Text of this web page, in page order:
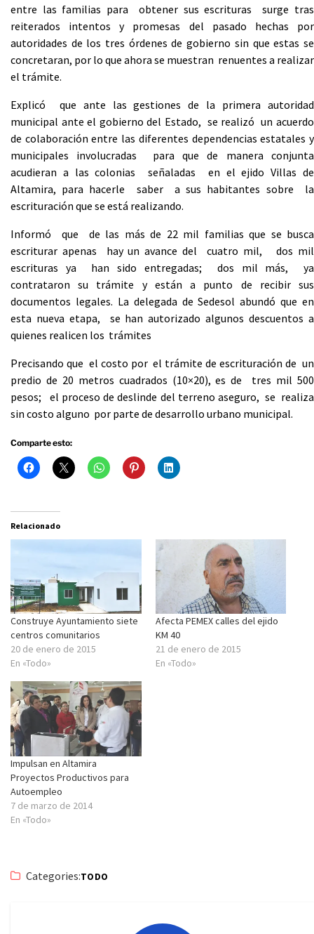
entre las familias para obtener sus escrituras surge tras
reiterados intentos y promesas del pasado hechas por
autoridades de los tres órdenes de gobierno sin que estas se
concretaran, por lo que ahora se muestran renuentes a realizar
el trámite.
Explicó que ante las gestiones de la primera autoridad
municipal ante el gobierno del Estado, se realizó un acuerdo
de colaboración entre las diferentes dependencias estatales y
municipales involucradas para que de manera conjunta
acudieran a las colonias señaladas en el ejido Villas de
Altamira, para hacerle saber a sus habitantes sobre la
escrituración que se está realizando.
Informó que de las más de 22 mil familias que se busca
escriturar apenas hay un avance del cuatro mil, dos mil
escrituras ya han sido entregadas; dos mil más, ya
contrataron su trámite y están a punto de recibir sus
documentos legales. La delegada de Sedesol abundó que en
esta nueva etapa, se han autorizado algunos descuentos a
quienes realicen los trámites
Precisando que el costo por el trámite de escrituración de un
predio de 20 metros cuadrados (10×20), es de tres mil 500
pesos; el proceso de deslinde del terreno aseguro, se realiza
sin costo alguno por parte de desarrollo urbano municipal.
Comparte esto:
Relacionado
Construye Ayuntamiento siete
centros comunitarios
20 de enero de 2015
En «Todo»
Afecta PEMEX calles del ejido
KM 40
21 de enero de 2015
En «Todo»
Impulsan en Altamira
Proyectos Productivos para
Autoempleo
7 de marzo de 2014
En «Todo»
Categories:TODO